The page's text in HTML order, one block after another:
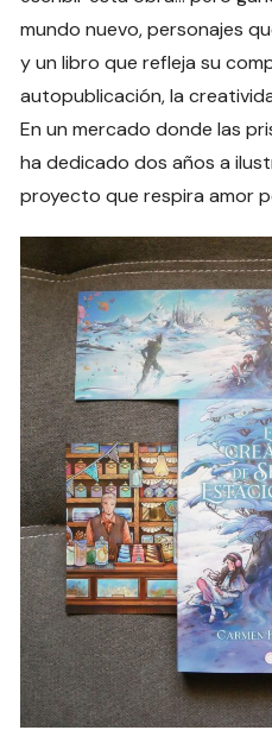
mundo nuevo, personajes
y un libro que refleja su
autopublicación, la
En un mercado donde las
ha dedicado dos años a
proyecto que respira amor